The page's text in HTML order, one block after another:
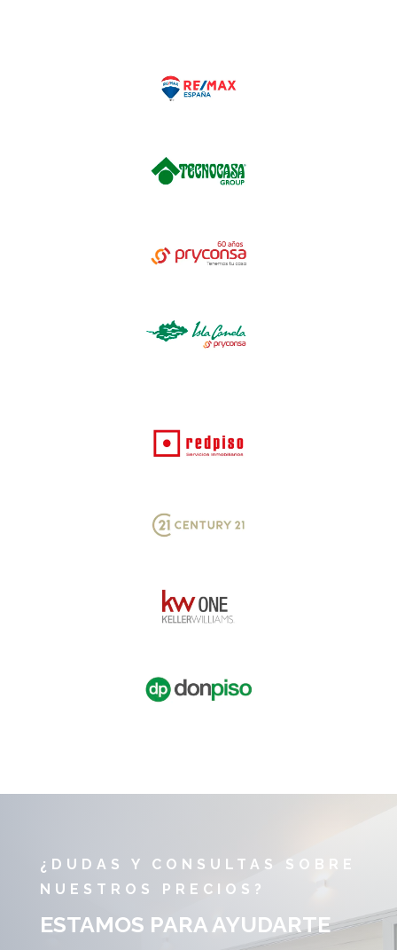
¿DUDAS Y CONSULTAS SOBRE
NUESTROS PRECIOS?
ESTAMOS PARA AYUDARTE